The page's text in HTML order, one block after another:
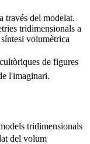
través del modelat.
tridimensionals a
volumètrica
de figures
l'imaginari.
tridimensionals
del volum